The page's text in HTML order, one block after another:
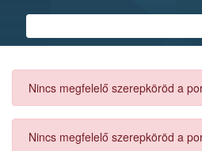
Nincs megfelelő szerepköröd a
Nincs megfelelő szerepköröd a